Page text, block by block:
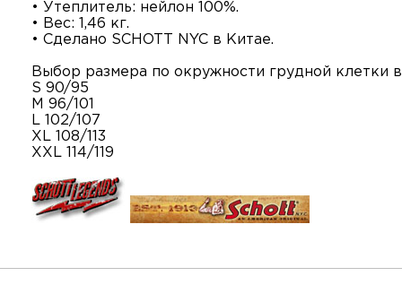
• Утеплитель: нейлон 100%.
• Вес: 1,46 кг.
• Сделано SCHOTT NYC в Китае.
Выбор размера по окружности грудной клетки
S 90/95
M 96/101
L 102/107
XL 108/113
XXL 114/119